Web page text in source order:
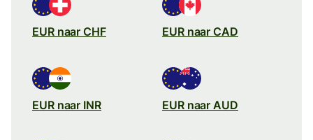
EUR naar CHF EUR naar CAD
EUR naar INR EUR naar AUD